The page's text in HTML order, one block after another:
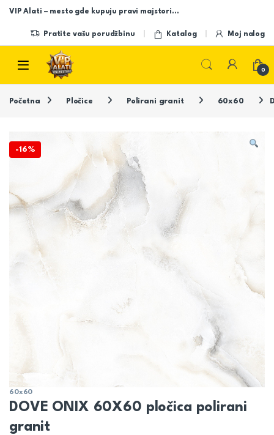
Skip to navigation
Skip to content
VIP Alati – mesto gde kupuju pravi majstori…
Pratite vašu porudžbinu Katalog Moj nalog
Open
0
Početna Pločice Polirani granit 60x60
-16%
60x60
DOVE ONIX 60X60 pločica polirani
granit